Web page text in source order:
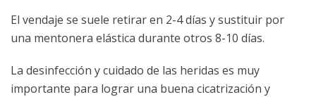
El vendaje se suele retirar en 2-4 días y sustituir por
una mentonera elástica durante otros 8-10 días.
La desinfección y cuidado de las heridas es muy
importante para lograr una buena cicatrización y